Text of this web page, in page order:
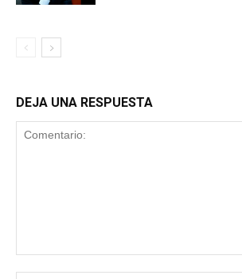
DEJA UNA RESPUESTA